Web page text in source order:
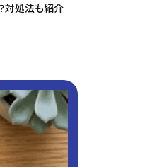
対処法も紹介